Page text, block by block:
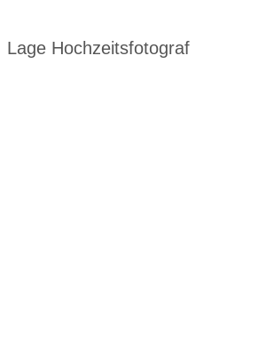
später auch noch mit euren Enkelkinder
Lage Hochzeitsfotograf